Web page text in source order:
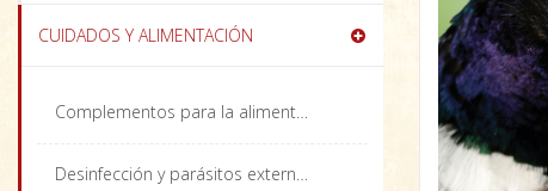
CUIDADOS Y ALIMENTACIÓN
Complementos para la alimentación
Desinfección y parásitos externos